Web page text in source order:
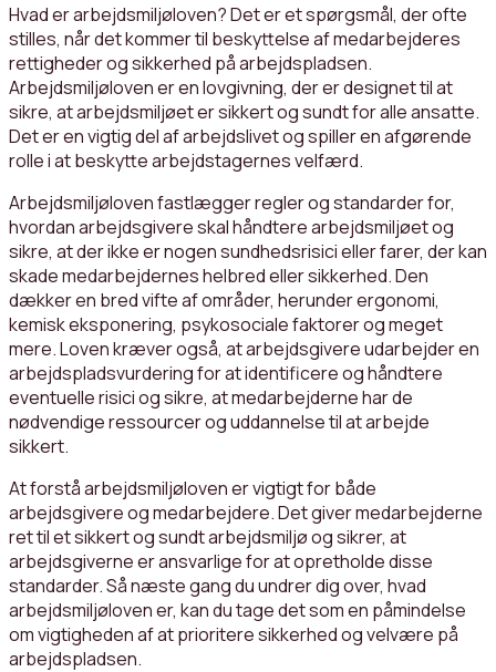
Hvad er arbejdsmiljøloven? Det er et spørgsmål, der ofte
stilles, når det kommer til beskyttelse af medarbejderes
rettigheder og sikkerhed på arbejdspladsen.
Arbejdsmiljøloven er en lovgivning, der er designet til at
sikre, at arbejdsmiljøet er sikkert og sundt for alle ansatte.
Det er en vigtig del af arbejdslivet og spiller en afgørende
rolle i at beskytte arbejdstagernes velfærd.
Arbejdsmiljøloven fastlægger regler og standarder for,
hvordan arbejdsgivere skal håndtere arbejdsmiljøet og
sikre, at der ikke er nogen sundhedsrisici eller farer, der kan
skade medarbejdernes helbred eller sikkerhed. Den
dækker en bred vifte af områder, herunder ergonomi,
kemisk eksponering, psykosociale faktorer og meget
mere. Loven kræver også, at arbejdsgivere udarbejder en
arbejdspladsvurdering for at identificere og håndtere
eventuelle risici og sikre, at medarbejderne har de
nødvendige ressourcer og uddannelse til at arbejde
sikkert.
At forstå arbejdsmiljøloven er vigtigt for både
arbejdsgivere og medarbejdere. Det giver medarbejderne
ret til et sikkert og sundt arbejdsmiljø og sikrer, at
arbejdsgiverne er ansvarlige for at opretholde disse
standarder. Så næste gang du undrer dig over, hvad
arbejdsmiljøloven er, kan du tage det som en påmindelse
om vigtigheden af at prioritere sikkerhed og velvære på
arbejdspladsen.